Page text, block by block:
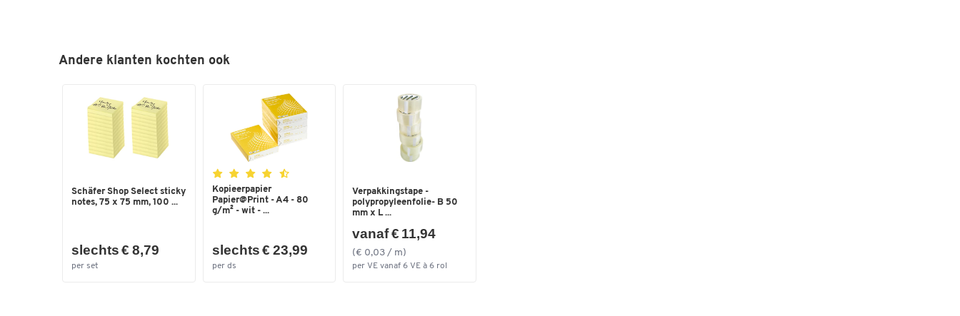
Andere klanten kochten ook
Schäfer Shop Select sticky
notes, 75 x 75 mm, 100 ...
slechts € 8,79
per set
Kopieerpapier
Papier@Print - A4 - 80
g/m² - wit - ...
slechts € 23,99
per ds
Verpakkingstape -
polypropyleenfolie- B 50
mm x L ...
vanaf € 11,94
(€ 0,03 / m)
per VE vanaf 6 VE à 6 rol